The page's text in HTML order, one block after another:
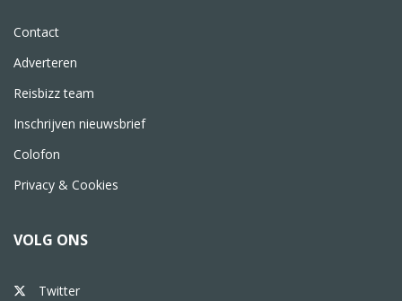
Contact
Adverteren
Reisbizz team
Inschrijven nieuwsbrief
Colofon
Privacy & Cookies
VOLG ONS
Twitter